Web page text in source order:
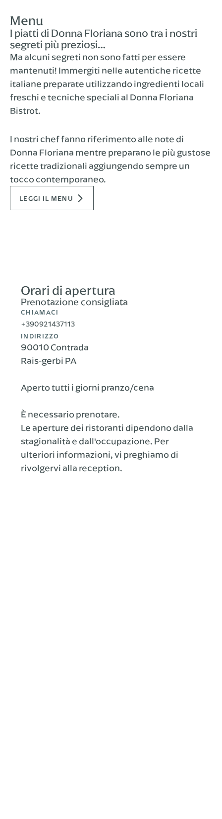
Menu
I piatti di Donna Floriana sono tra i nostri
segreti più preziosi…
Ma alcuni segreti non sono fatti per essere
mantenuti! Immergiti nelle autentiche ricette
italiane preparate utilizzando ingredienti locali
freschi e tecniche speciali al Donna Floriana
Bistrot.
I nostri chef fanno riferimento alle note di
Donna Floriana mentre preparano le più gustose
ricette tradizionali aggiungendo sempre un
tocco contemporaneo.
LEGGI IL MENU
Orari di apertura
Prenotazione consigliata
CHIAMACI
+390921437113
INDIRIZZO
90010 Contrada
Rais-gerbi PA
Aperto tutti i giorni pranzo/cena
È necessario prenotare.
Le aperture dei ristoranti dipendono dalla
stagionalità e dall'occupazione. Per
ulteriori informazioni, vi preghiamo di
rivolgervi alla reception.